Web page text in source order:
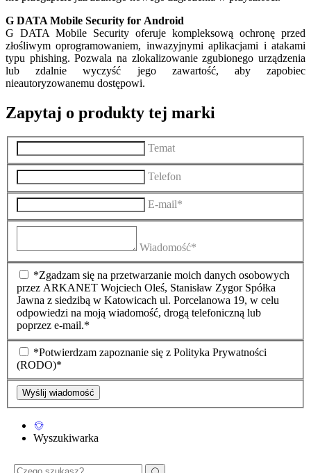
G DATA Mobile Security for Android
G DATA Mobile Security oferuje kompleksową ochronę przed
złośliwym oprogramowaniem, inwazyjnymi aplikacjami i atakami
typu phishing. Pozwala na zlokalizowanie zgubionego urządzenia
lub zdalnie wyczyść jego zawartość, aby zapobiec
nieautoryzowanemu dostępowi.
Zapytaj o produkty tej marki
Temat
Telefon
E-mail*
Wiadomość*
*Zgadzam się na przetwarzanie moich danych osobowych
przez ARKANET Wojciech Oleś, Stanisław Zygor Spółka
Jawna z siedzibą w Katowicach ul. Porcelanowa 19, w celu
odpowiedzi na moją wiadomość, drogą telefoniczną lub
poprzez e-mail.*
*Potwierdzam zapoznanie się z Polityka Prywatności
(RODO)*
Wyślij wiadomość
Wyszukiwarka